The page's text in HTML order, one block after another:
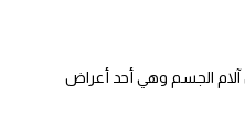
آلام الجسم وهي أحد أعراض